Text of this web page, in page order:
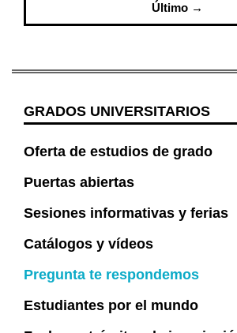
Último →
GRADOS UNIVERSITARIOS
Oferta de estudios de grado
Puertas abiertas
Sesiones informativas y ferias
Catálogos y vídeos
Pregunta te respondemos
Estudiantes por el mundo